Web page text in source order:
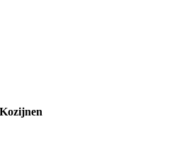
Kozijnen